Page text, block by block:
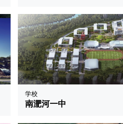
学校
南淝河一中